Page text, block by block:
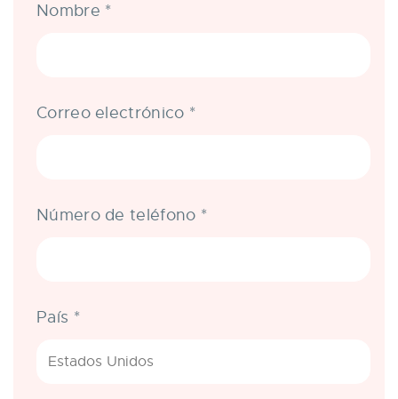
Nombre *
Correo electrónico *
Número de teléfono *
País *